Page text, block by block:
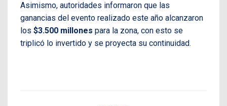
Asimismo, autoridades informaron que las
ganancias del evento realizado este año alcanzaron
los $3.500 millones para la zona, con esto se
triplicó lo invertido y se proyecta su continuidad.